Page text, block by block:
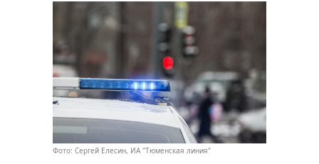
Фото: Сергей Елесин, ИА "Тюменская линия"